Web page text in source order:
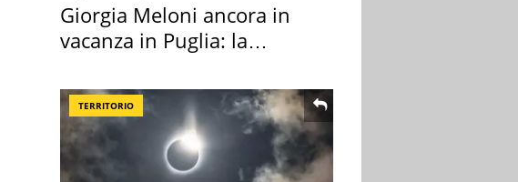
Giorgia Meloni ancora in
vacanza in Puglia: la
TERRITORIO